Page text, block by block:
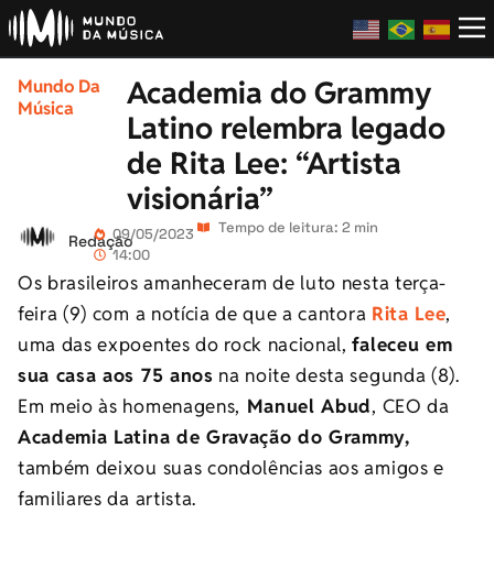
Mundo Da
Música
Academia do Grammy
Latino relembra legado
de Rita Lee: “Artista
visionária”
Redação09/05/2023
14:00
Tempo de leitura: 2 min
Os brasileiros amanheceram de luto nesta terça-
feira (9) com a notícia de que a cantora Rita Lee,
uma das expoentes do rock nacional,faleceu em
sua casa aos 75 anos na noite desta segunda (8).
Em meio às homenagens, Manuel Abud, CEO da
Academia Latina de Gravação do Grammy,
também deixou suas condolências aos amigos e
familiares da artista.